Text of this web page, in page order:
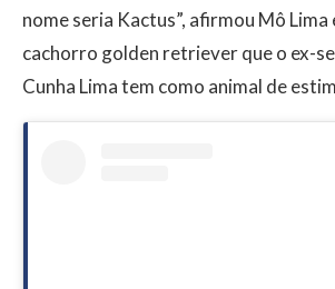
nome seria Kactus”, afirmou Mô
cachorro golden retriever que o ex-
Cunha Lima tem como animal de